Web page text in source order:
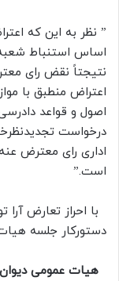
” نظر به این که
اساس استنباط
نتیجتاً نقض رای
اعتراض منطبق با
اصول و قواعد
اداری رای معترض
است.”
با احراز تعارض
دستورکار جلسه
هیات عمومی دیوان